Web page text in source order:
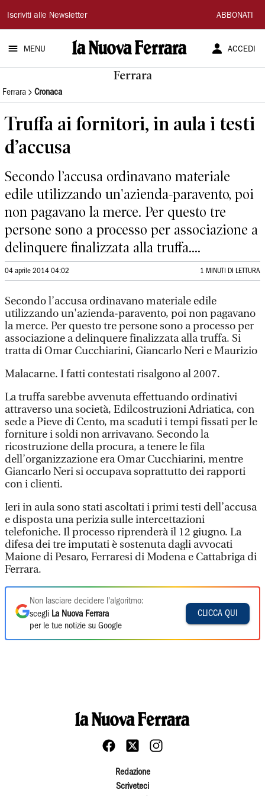
La
Nuova
Ferrara
Iscriviti alle Newsletter ABBONATI
MENU ACCEDI
Ferrara
Ferrara Cronaca
Truffa ai fornitori, in aula i testi
d’accusa
Secondo l’accusa ordinavano materiale
edile utilizzando un'azienda-paravento, poi
non pagavano la merce. Per questo tre
persone sono a processo per associazione a
delinquere finalizzata alla truffa....
04 aprile 2014 04:02 1 MINUTI DI LETTURA
Secondo l’accusa ordinavano materiale edile
utilizzando un'azienda-paravento, poi non pagavano
la merce. Per questo tre persone sono a processo per
associazione a delinquere finalizzata alla truffa. Si
tratta di Omar Cucchiarini, Giancarlo Neri e Maurizio
Malacarne. I fatti contestati risalgono al 2007.
La truffa sarebbe avvenuta effettuando ordinativi
attraverso una società, Edilcostruzioni Adriatica, con
sede a Pieve di Cento, ma scaduti i tempi fissati per le
forniture i soldi non arrivavano. Secondo la
ricostruzione della procura, a tenere le fila
dell’organizzazione era Omar Cucchiarini, mentre
Giancarlo Neri si occupava soprattutto dei rapporti
con i clienti.
Ieri in aula sono stati ascoltati i primi testi dell’accusa
e disposta una perizia sulle intercettazioni
telefoniche. Il processo riprenderà il 12 giugno. La
difesa dei tre imputati è sostenuta dagli avvocati
Maione di Pesaro, Ferraresi di Modena e Cattabriga di
Ferrara.
Non lasciare decidere l'algoritmo:
scegli La Nuova Ferrara
per le tue notizie su Google
CLICCA QUI
Redazione
Scriveteci